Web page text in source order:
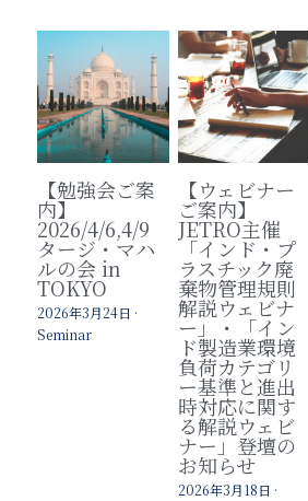
【勉強会ご案
内】
2026/4/6,4/9
タージ・マハ
ルの会 in
TOKYO
2026年3月24日 ·
Seminar
【ウェビナー
ご案内】
JETRO主催
「インド・プ
ラスチック廃
棄物管理規則
解説ウェビナ
ー」・「イン
ド製造業環境
負荷カテゴリ
ー基準と進出
時対応に関す
る解説ウェビ
ナー」登壇の
お知らせ
2026年3月18日 ·